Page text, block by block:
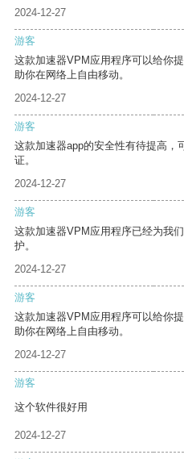
2024-12-27
游客
这款加速器VPM应用程序可以给你
助你在网络上自由移动。
2024-12-27
游客
这款加速器app的安全性有待提高，
证。
2024-12-27
游客
这款加速器VPM应用程序已经为我
护。
2024-12-27
游客
这款加速器VPM应用程序可以给你
助你在网络上自由移动。
2024-12-27
游客
这个软件很好用
2024-12-27